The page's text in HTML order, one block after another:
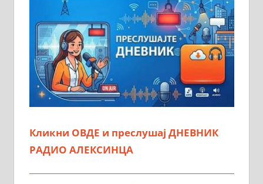
Кликни ОВДЕ и преслушај ДНЕВНИК
РАДИО АЛЕКСИНЦА